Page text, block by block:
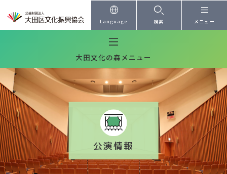
本文へ
Language 検索 メニュー
大田文化の森メニュー
公演情報